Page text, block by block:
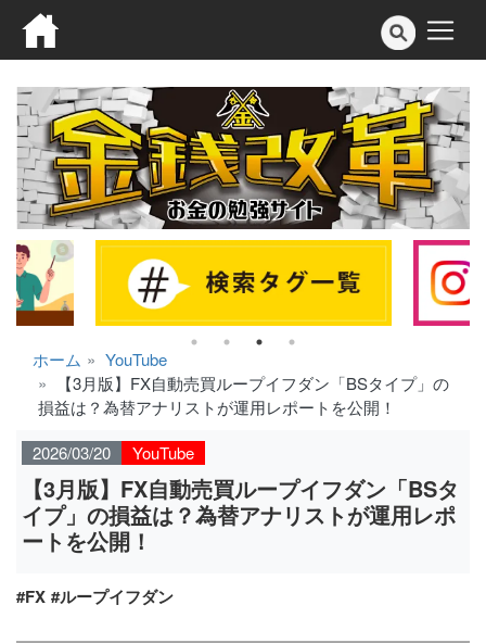
ホーム
YouTube
【3月版】FX自動売買ループイフダン「BSタイプ」の
損益は？為替アナリストが運用レポートを公開！
2026/03/20
YouTube
【3月版】FX自動売買ループイフダン「BSタ
イプ」の損益は？為替アナリストが運用レポ
ートを公開！
#FX #ループイフダン